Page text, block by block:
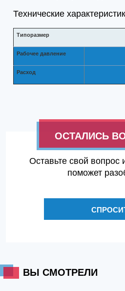
Технические
Типоразмер
Рабочее давление
Расход
ОСТАЛИСЬ
Оставьте свой вопрос
поможет
ВЫ СМОТРЕЛИ